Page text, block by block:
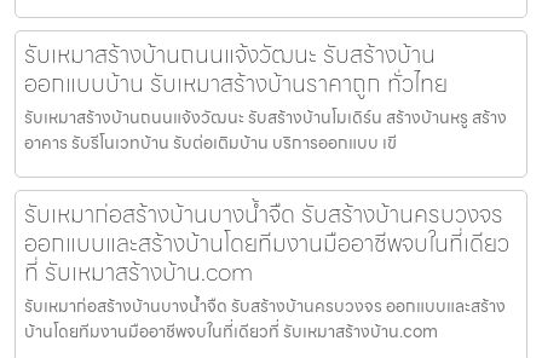
รับเหมาสร้างบ้านถนนแจ้งวัฒนะ รับสร้างบ้าน
ออกแบบบ้าน รับเหมาสร้างบ้านราคาถูก ทั่วไทย
รับเหมาสร้างบ้านถนนแจ้งวัฒนะ รับสร้างบ้านโมเดิร์น สร้างบ้านหรู สร้าง
อาคาร รับรีโนเวทบ้าน รับต่อเติมบ้าน บริการออกแบบ เขี
รับเหมาก่อสร้างบ้านบางน้ำจืด รับสร้างบ้านครบวงจร
ออกแบบและสร้างบ้านโดยทีมงานมืออาชีพจบในที่เดียว
ที่ รับเหมาสร้างบ้าน.com
รับเหมาก่อสร้างบ้านบางน้ำจืด รับสร้างบ้านครบวงจร ออกแบบและสร้าง
บ้านโดยทีมงานมืออาชีพจบในที่เดียวที่ รับเหมาสร้างบ้าน.com